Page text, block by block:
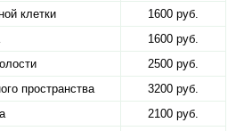
клетки
1600 руб.
1600 руб.
2500 руб.
пространства
3200 руб.
2100 руб.